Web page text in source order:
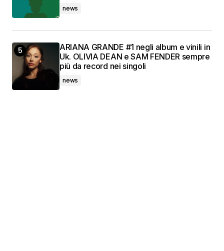
news
ARIANA GRANDE #1 negli album e vinili in
Uk. OLIVIA DEAN e SAM FENDER sempre
più da record nei singoli
news